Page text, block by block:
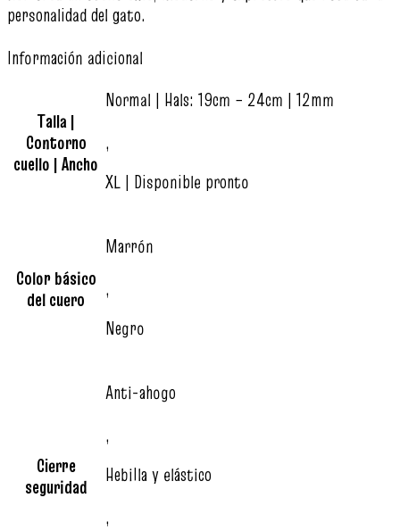
personalidad del gato.
Información adicional
Talla |
Contorno
cuello | Ancho
Normal | Hals: 19cm – 24cm | 12mm
,
XL | Disponible pronto
Color básico
del cuero
Marrón
,
Negro
Cierre
seguridad
Anti-ahogo
,
Hebilla y elástico
,